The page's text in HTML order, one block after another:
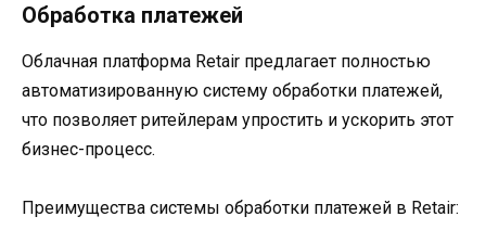
Обработка платежей
Облачная платформа Retair предлагает полностью
автоматизированную систему обработки платежей,
что позволяет ритейлерам упростить и ускорить этот
бизнес-процесс.
Преимущества системы обработки платежей в Retair: